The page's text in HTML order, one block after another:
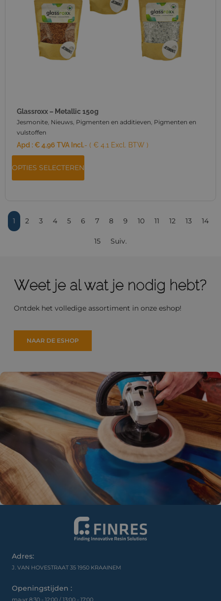
Glassroxx – Metallic 150g
Jesmonite, Nieuws, Pigmenten en additieven, Pigmenten en
vulstoffen
Apd :€4,96 TVA Incl.- ( € 4.1 Excl. BTW )
OPTIES SELECTEREN
1 2 3 4 5 6 7 8 9 10 11 12 13 14
15 Suiv.
Weet je al wat je nodig hebt?
Ontdek het volledige assortiment in onze eshop!
NAAR DE ESHOP
Adres:
J. VAN HOVESTRAAT 35 1950 KRAAINEM
Openingstijden :